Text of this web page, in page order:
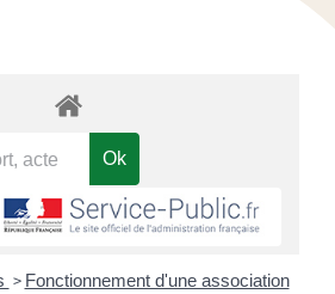
> Fonctionnement d'une association